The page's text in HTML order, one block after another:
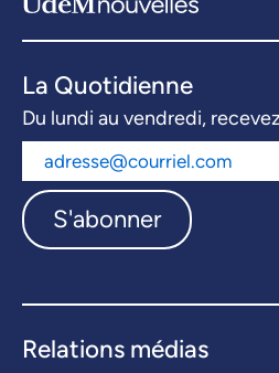
La Quotidienne
Du lundi au vendredi,
S'abonner
Relations médias